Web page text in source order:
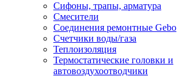
Сифоны, трапы, арматура
Смесители
Соединения ремонтные Gebo
Счетчики воды/газа
Теплоизоляция
Термостатические головки и
автовоздухоотводчики